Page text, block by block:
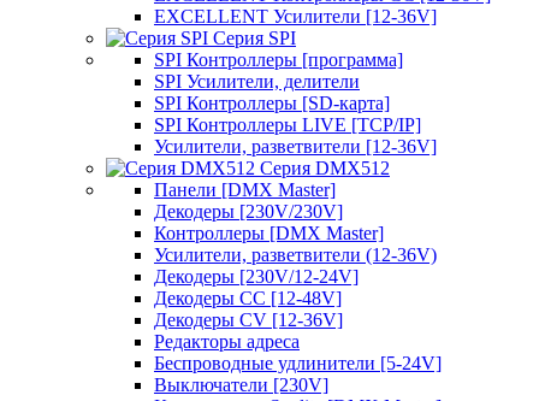
EXCELLENT Усилители [12-36V]
Серия SPI
SPI Контроллеры [программа]
SPI Усилители, делители
SPI Контроллеры [SD-карта]
SPI Контроллеры LIVE [TCP/IP]
Усилители, разветвители [12-36V]
Серия DMX512
Панели [DMX Master]
Декодеры [230V/230V]
Контроллеры [DMX Master]
Усилители, разветвители (12-36V)
Декодеры [230V/12-24V]
Декодеры CC [12-48V]
Декодеры CV [12-36V]
Редакторы адреса
Беспроводные удлинители [5-24V]
Выключатели [230V]